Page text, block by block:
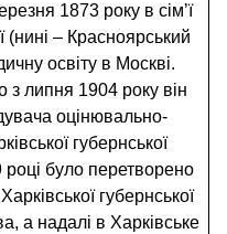
1873 року в сім’ї
(нині – Красноярський
освіту в Москві.
з липня 1904 року він
оцінювально-
губернської
році було перетворено
губернської
а надалі в Харківське